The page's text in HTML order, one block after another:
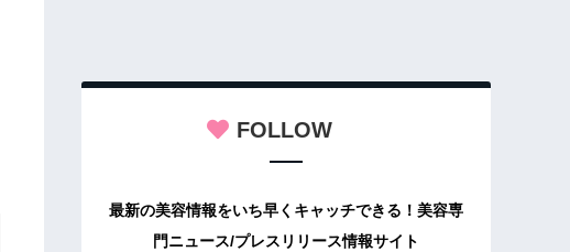
FOLLOW
最新の美容情報をいち早くキャッチできる！美容専
門ニュース/プレスリリース情報サイト